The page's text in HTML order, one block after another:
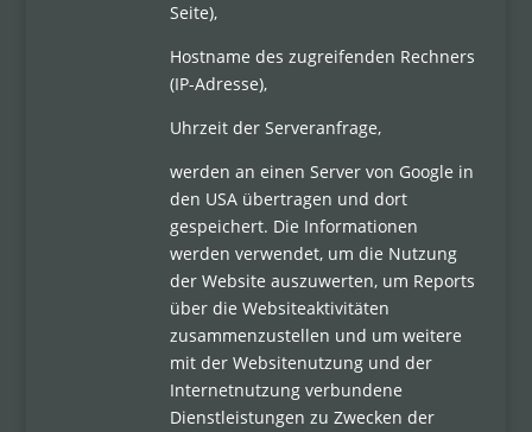
Seite),
Hostname des zugreifenden Rechners
(IP-Adresse),
Uhrzeit der Serveranfrage,
werden an einen Server von Google in
den USA übertragen und dort
gespeichert. Die Informationen
werden verwendet, um die Nutzung
der Website auszuwerten, um Reports
über die Websiteaktivitäten
zusammenzustellen und um weitere
mit der Websitenutzung und der
Internetnutzung verbundene
Dienstleistungen zu Zwecken der